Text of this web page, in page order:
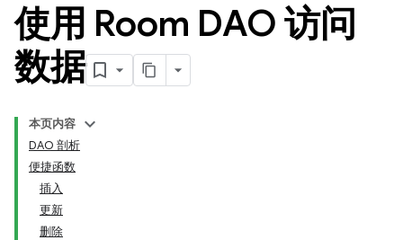
使用 Room DAO 访问
数据
本页内容
DAO 剖析
便捷函数
插入
更新
删除